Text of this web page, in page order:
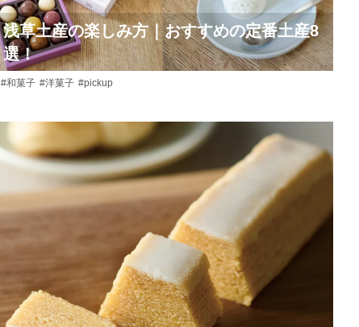
浅草土産の楽しみ方｜おすすめの定番土産8
選！
#和菓子 #洋菓子 #pickup